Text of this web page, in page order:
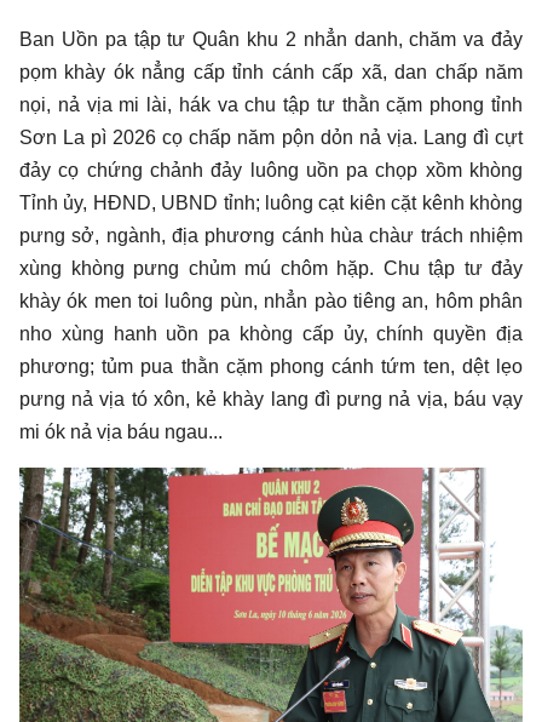
Ban Uồn pa tập tư Quân khu 2 nhẳn danh, chăm va đảy
pọm khày ók nẳng cấp tỉnh cánh cấp xã, dan chấp năm
nọi, nả vịa mi lài, hák va chu tập tư thằn cặm phong tỉnh
Sơn La pì 2026 cọ chấp năm pộn dỏn nả vịa. Lang đì cựt
đảy cọ chứng chảnh đảy luông uồn pa chọp xồm khòng
Tỉnh ủy, HĐND, UBND tỉnh; luông cạt kiên cặt kênh khòng
pưng sở, ngành, địa phương cánh hùa chàư trách nhiệm
xùng khòng pưng chủm mú chôm hặp. Chu tập tư đảy
khày ók men toi luông pùn, nhẳn pào tiêng an, hôm phân
nho xùng hanh uồn pa khòng cấp ủy, chính quyền địa
phương; tủm pua thằn cặm phong cánh tứm ten, dệt lẹo
pưng nả vịa tó xôn, kẻ khày lang đì pưng nả vịa, báu vạy
mi ók nả vịa báu ngau...